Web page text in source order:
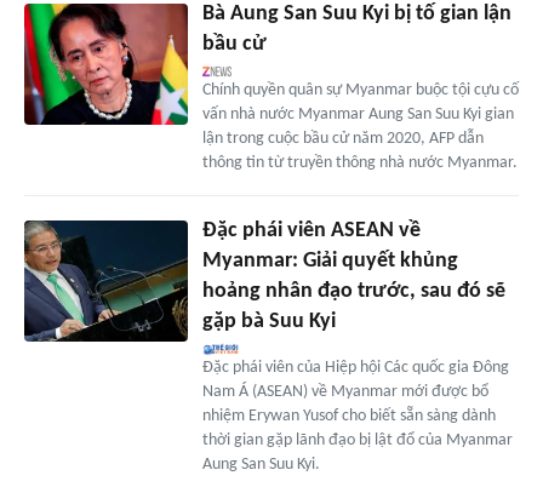
Bà Aung San Suu Kyi bị tố gian lận
bầu cử
Chính quyền quân sự Myanmar buộc tội cựu cố
vấn nhà nước Myanmar Aung San Suu Kyi gian
lận trong cuộc bầu cử năm 2020, AFP dẫn
thông tin từ truyền thông nhà nước Myanmar.
Đặc phái viên ASEAN về
Myanmar: Giải quyết khủng
hoảng nhân đạo trước, sau đó sẽ
gặp bà Suu Kyi
Đặc phái viên của Hiệp hội Các quốc gia Đông
Nam Á (ASEAN) về Myanmar mới được bổ
nhiệm Erywan Yusof cho biết sẵn sàng dành
thời gian gặp lãnh đạo bị lật đổ của Myanmar
Aung San Suu Kyi.